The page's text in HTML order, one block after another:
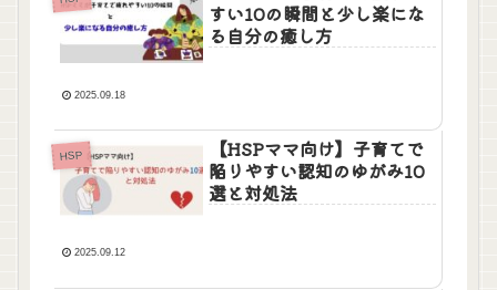
すい10の瞬間と少し楽にな
る自分の癒し方
2025.09.18
HSP
【HSPママ向け】子育てで
陥りやすい認知のゆがみ10
選と対処法
2025.09.12